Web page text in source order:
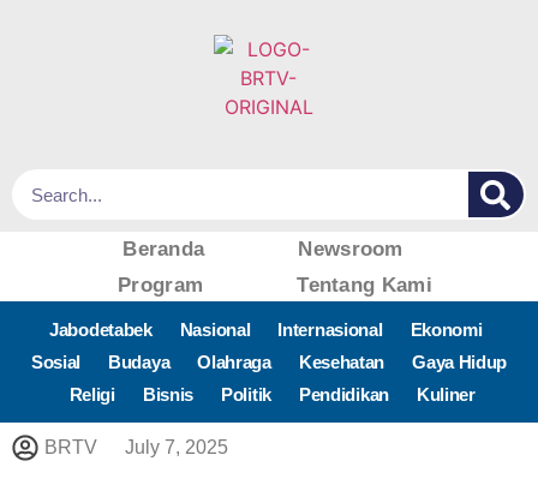
Beranda
Newsroom
Program
Tentang Kami
Jabodetabek Nasional Internasional
Ekonomi
Sosial
Budaya Olahraga Kesehatan
Gaya Hidup
Religi
Bisnis Politik Pendidikan Kuliner
BRTV July 7, 2025